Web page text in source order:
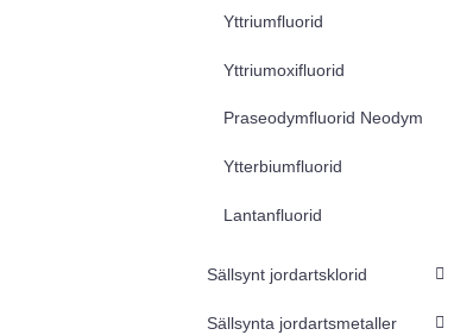
Yttriumfluorid
Yttriumoxifluorid
Praseodymfluorid Neodym
Ytterbiumfluorid
Lantanfluorid
Sällsynt jordartsklorid
Sällsynta jordartsmetaller